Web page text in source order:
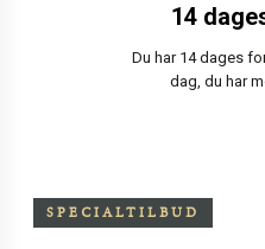
14
Du har 14 dages
dag, du har
SPECIALTILBUD